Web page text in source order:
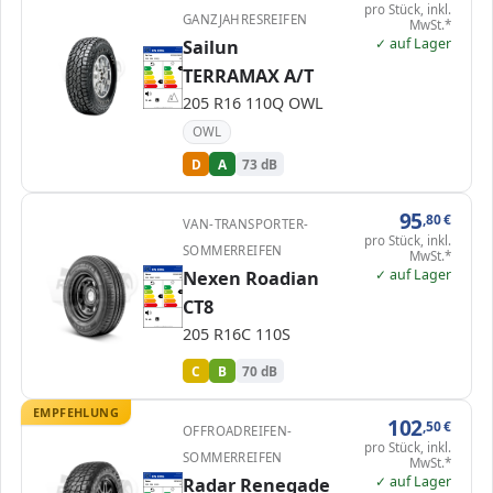
ENERG 949119
Sailun
3220012805
205 R16 110Q
C1
A
B
C
D
D
E
A
A
B
C
D
E
73 dB
GANZJAHRESREIFEN
Sailun
TERRAMAX A/T
205 R16 110Q OWL
OWL
D A 73 dB
pro Stück, inkl.
MwSt.*
✓ auf Lager
ENERG 1000000
Nexen
15065NXK
205 R16C 110S
C2
A
B
C C
D
E
A
B B
C
D
E
70 dB
VAN-TRANSPORTER-
SOMMERREIFEN
Nexen Roadian
CT8
205 R16C 110S
C B 70 dB
95,80€
pro Stück, inkl.
MwSt.*
✓ auf Lager
EMPFEHLUNG
ENERG 1000000
Radar
RZD0292
205 R16 110S
C1
OFFROADREIFEN-
SOMMERREIFEN
Radar Renegade
102,50€
pro Stück, inkl.
MwSt.*
✓ auf Lager